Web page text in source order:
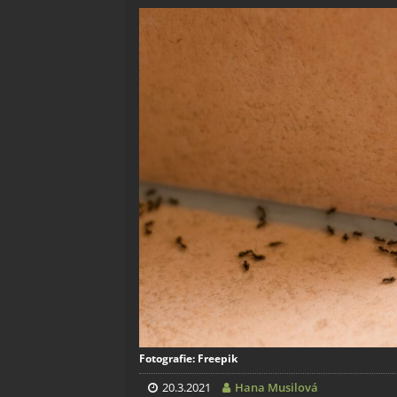
Fotografie: Freepik
20.3.2021 Hana Musilová